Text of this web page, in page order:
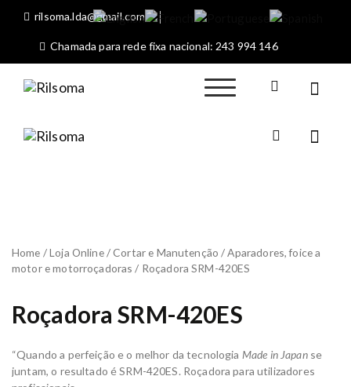
rilsoma.lda@gmail.com
Chamada para rede fixa nacional: 243 994 146
Agrícolas de Rio
Home /Loja Online/Cortar e Manutenção /Aparadores, foice a
motor e motorroçadoras / Roçadora SRM-420ES
Roçadora SRM-420ES
“Quando a perfeição e o melhor da tecnologia Made in Japanse
juntam, o resultado é SRM-420ES. Roçadora para utilizadores